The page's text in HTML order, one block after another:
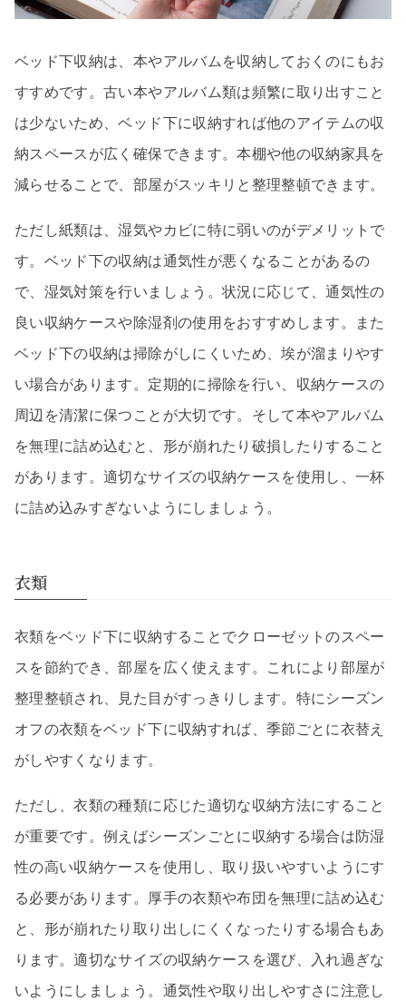
ベッド下収納は、本やアルバムを収納しておくのにもお
すすめです。古い本やアルバム類は頻繁に取り出すこと
は少ないため、ベッド下に収納すれば他のアイテムの収
納スペースが広く確保できます。本棚や他の収納家具を
減らせることで、部屋がスッキリと整理整頓できます。
ただし紙類は、湿気やカビに特に弱いのがデメリットで
す。ベッド下の収納は通気性が悪くなることがあるの
で、湿気対策を行いましょう。状況に応じて、通気性の
良い収納ケースや除湿剤の使用をおすすめします。また
ベッド下の収納は掃除がしにくいため、埃が溜まりやす
い場合があります。定期的に掃除を行い、収納ケースの
周辺を清潔に保つことが大切です。そして本やアルバム
を無理に詰め込むと、形が崩れたり破損したりすること
があります。適切なサイズの収納ケースを使用し、一杯
に詰め込みすぎないようにしましょう。
衣類
衣類をベッド下に収納することでクローゼットのスペー
スを節約でき、部屋を広く使えます。これにより部屋が
整理整頓され、見た目がすっきりします。特にシーズン
オフの衣類をベッド下に収納すれば、季節ごとに衣替え
がしやすくなります。
ただし、衣類の種類に応じた適切な収納方法にすること
が重要です。例えばシーズンごとに収納する場合は防湿
性の高い収納ケースを使用し、取り扱いやすいようにす
る必要があります。厚手の衣類や布団を無理に詰め込む
と、形が崩れたり取り出しにくくなったりする場合もあ
ります。適切なサイズの収納ケースを選び、入れ過ぎな
いようにしましょう。通気性や取り出しやすさに注意し